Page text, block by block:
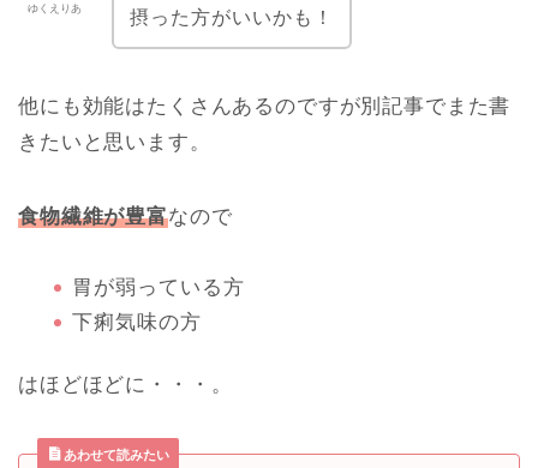
ゆくえりあ
摂った方がいいかも！
他にも効能はたくさんあるのですが別記事でまた書
きたいと思います。
食物繊維が豊富なので
胃が弱っている方
下痢気味の方
はほどほどに・・・。
あわせて読みたい